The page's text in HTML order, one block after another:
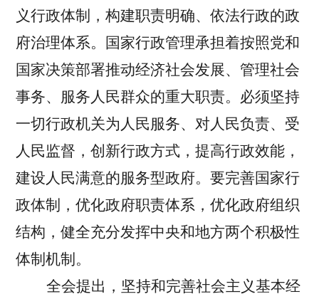
义行政体制，构建职责明确、依法行政的政
府治理体系。
国家行政管理承担着按照党和
国家决策部署推动经济社会发展、管理社会
事务、服务人民群众的重大职责。必须坚持
一切行政机关为人民服务、对人民负责、受
人民监督，创新行政方式，提高行政效能，
建设人民满意的服务型政府。要完善国家行
政体制，优化政府职责体系，优化政府组织
结构，健全充分发挥中央和地方两个积极性
体制机制。
全会提出，坚持和完善社会主义基本经